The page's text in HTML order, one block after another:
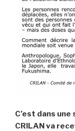
C’est dans
CRILAN va